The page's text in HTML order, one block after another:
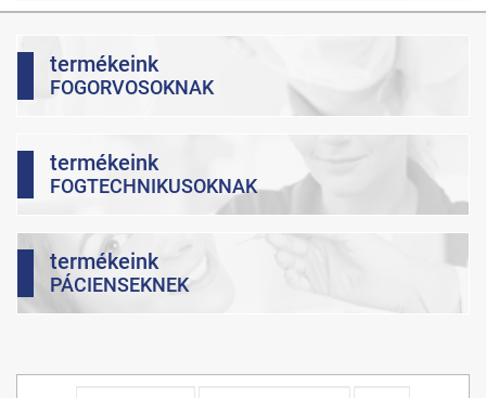
termékeink
FOGORVOSOKNAK
termékeink
FOGTECHNIKUSOKNAK
termékeink
PÁCIENSEKNEK